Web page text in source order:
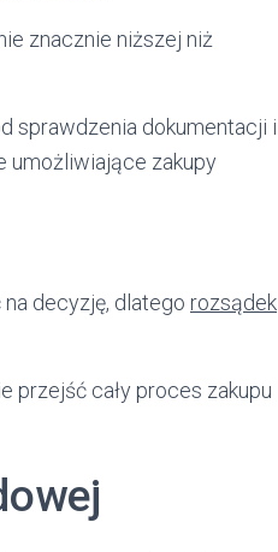
znacznie niższej niż
sprawdzenia dokumentacji i
umożliwiające zakupy
decyzję, dlatego rozsądek
przejść cały proces zakupu